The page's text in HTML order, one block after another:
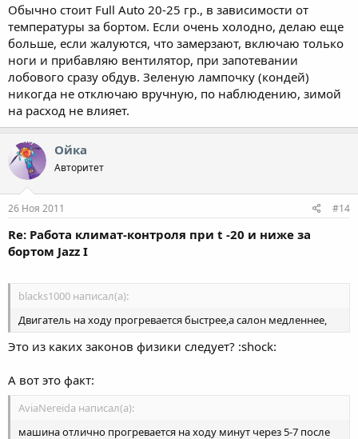
Обычно стоит Full Auto 20-25 гр., в зависимости от
температуры за бортом. Если очень холодно, делаю еще
больше, если жалуются, что замерзают, включаю только
ноги и прибавляю вентилятор, при запотевании
лобового сразу обдув. Зеленую лампочку (кондей)
никогда не отключаю вручную, по наблюдению, зимой
на расход не влияет.
Ойка
Авторитет
26 Ноя 2011 #14
Re: Работа климат-контроля при t -20 и ниже за
бортом Jazz I
blacks1000 написал(а):
Двигатель на ходу прогревается быстрее,а салон медленнее,
Это из каких законов физики следует? :shock:
А вот это факт:
AviaNereida написал(а):
машина отлично прогревается на ходу минут через 5-7 после